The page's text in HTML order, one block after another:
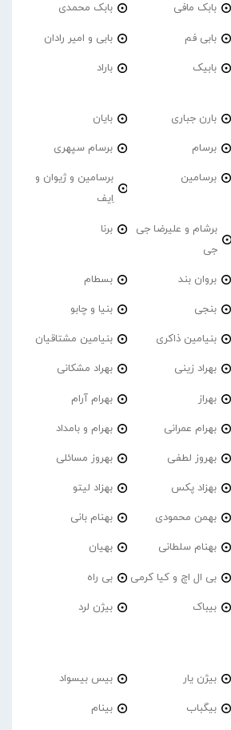
بابک مافی بابک محمدی
بابی فم بابی و امیر رادان
بابیک باراد
بارن جباری بایان
برسام برسام سپهری
برسامین
برسامین و ژیوان و
اِیف
برشام و علیرضا جی
جی
برنا
بروان بند بسطام
بنجی بنیا و چابو
بنیامین ذاکری بنیامین مشتاقیان
بهراد زینی بهراد مشکانی
بهراز بهرام آرام
بهرام عمرانی بهرام و بامداد
بهروز لطفی بهروز مسائلی
بهزاد پکس بهزاد لیتو
بهمن محمودی بهنام بانی
بهنام سلطانی بهیان
بی ال اچ و کیا کرمی بی راه
بیباک بیژن لرد
بیژن یار بیس بیسواد
بیگباب بینام